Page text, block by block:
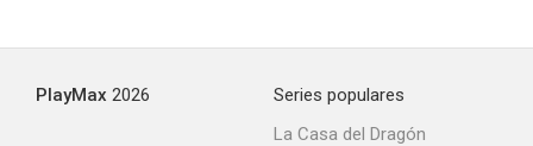
PlayMax 2026
Series populares
La Casa del Dragón